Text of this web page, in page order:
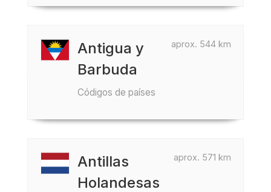
aprox. 544 km
Antigua y
Barbuda
Códigos de países
aprox. 571 km
Antillas
Holandesas